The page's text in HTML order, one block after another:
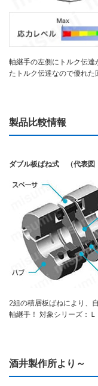
軸継手の左側にトルク伝
たトルク伝達なので優れた
製品比較情報
ダブル板ばね式 （代表図
2組の積層板ばねにより、
軸継手！ 対象シリーズ：
酒井製作所より～